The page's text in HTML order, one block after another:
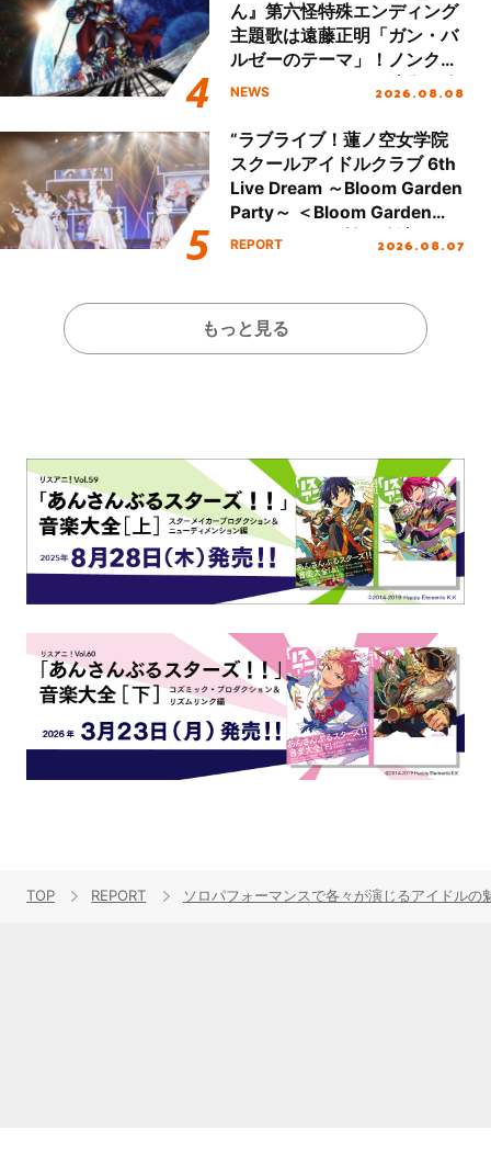
ん』第六怪特殊エンディング
主題歌は遠藤正明「ガン・バ
ルゼーのテーマ」！ノンクレ
ジットエンディング映像も公
NEWS 2026.08.08
“ラブライブ！蓮ノ空女学院
スクールアイドルクラブ 6th
Live Dream ～Bloom Garden
Party～ ＜Bloom Garden
Party Stage／埼玉公演＞”
REPORT 2026.08.07
もっと見る
TOP REPORT ソロパフォーマンスで各々が演じるアイドル